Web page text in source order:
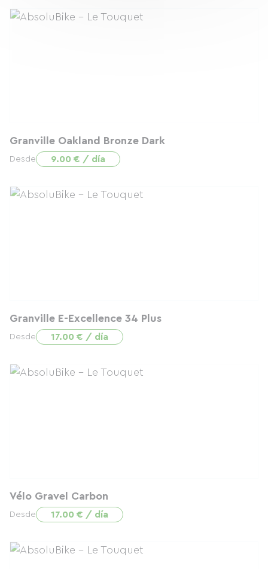
Granville Oakland Bronze Dark
Desde 9.00 € / día
Granville E-Excellence 34 Plus
Desde 17.00 € / día
Vélo Gravel Carbon
Desde 17.00 € / día